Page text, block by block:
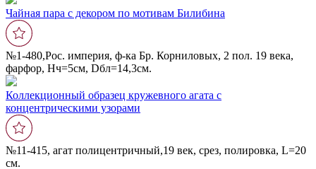
Чайная пара с декором по мотивам Билибина
№1-480,Рос. империя, ф-ка Бр. Корниловых, 2 пол. 19 века,
фарфор, Нч=5см, Dбл=14,3см.
Коллекционный образец кружевного агата с
концентрическими узорами
№11-415, агат полицентричный,19 век, срез, полировка, L=20
cм.